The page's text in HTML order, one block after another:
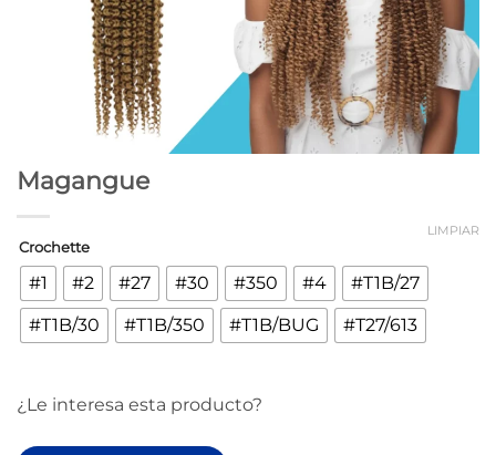
Magangue
Crochette
#1 #2 #27 #30 #350 #4
#T1B/27
#T1B/30
#T1B/350 #T1B/BUG #T27/613
LIMPIAR
¿Le interesa esta producto?